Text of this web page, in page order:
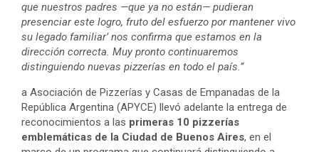
que nuestros padres —que ya no están— pudieran
presenciar este logro, fruto del esfuerzo por mantener vivo
su legado familiar’ nos confirma que estamos en la
dirección correcta. Muy pronto continuaremos
distinguiendo nuevas pizzerías en todo el país.”
a Asociación de Pizzerías y Casas de Empanadas de la
República Argentina (APYCE) llevó adelante la entrega de
reconocimientos a las primeras 10 pizzerías
emblemáticas de la Ciudad de Buenos Aires, en el